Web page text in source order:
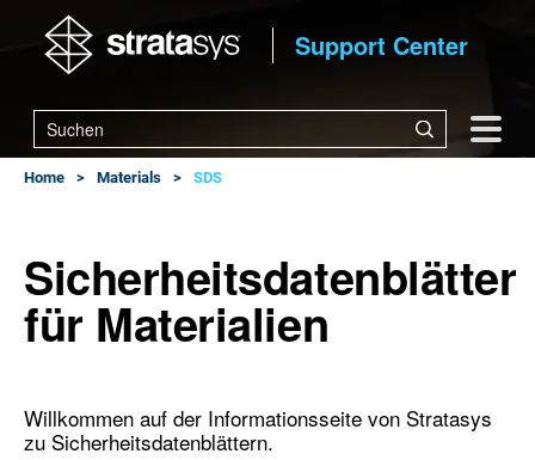
Support Center
Home Materials SDS
Sicherheitsdatenblätter
für Materialien
Willkommen auf der Informationsseite von Stratasys
zu Sicherheitsdatenblättern.